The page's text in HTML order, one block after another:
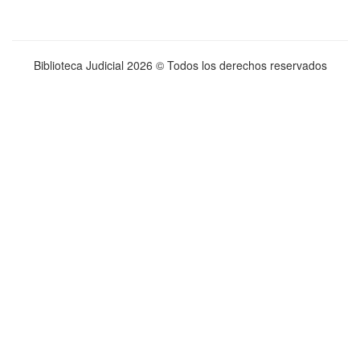
Biblioteca Judicial 2026 © Todos los derechos reservados